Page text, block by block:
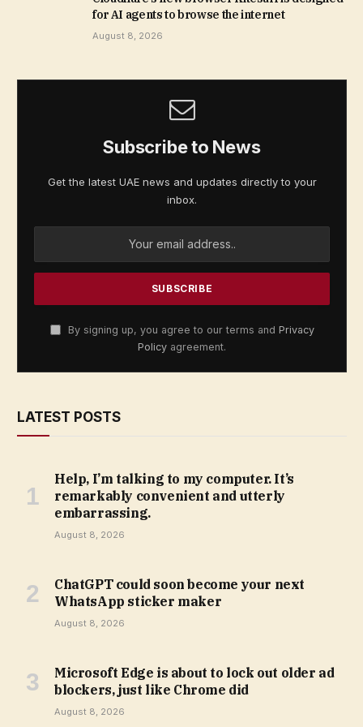
for AI agents to browse the internet
August 8, 2026
Subscribe to News
Get the latest UAE news and updates directly to your
inbox.
By signing up, you agree to our terms and Privacy
Policy agreement.
LATEST POSTS
Help, I’m talking to my computer. It’s
remarkably convenient and utterly
embarrassing.
August 8, 2026
ChatGPT could soon become your next
WhatsApp sticker maker
August 8, 2026
Microsoft Edge is about to lock out older ad
blockers, just like Chrome did
August 8, 2026